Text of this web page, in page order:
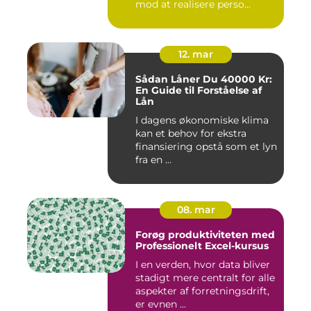
mod at realisere perso...
12. mar
Sådan Låner Du 40000 Kr:
En Guide til Forståelse af
Lån
I dagens økonomiske klima
kan et behov for ekstra
finansiering opstå som et lyn
fra en ...
08. mar
Forøg produktiviteten med
Professionelt Excel-kursus
I en verden, hvor data bliver
stadigt mere centralt for alle
aspekter af forretningsdrift,
er evnen ...